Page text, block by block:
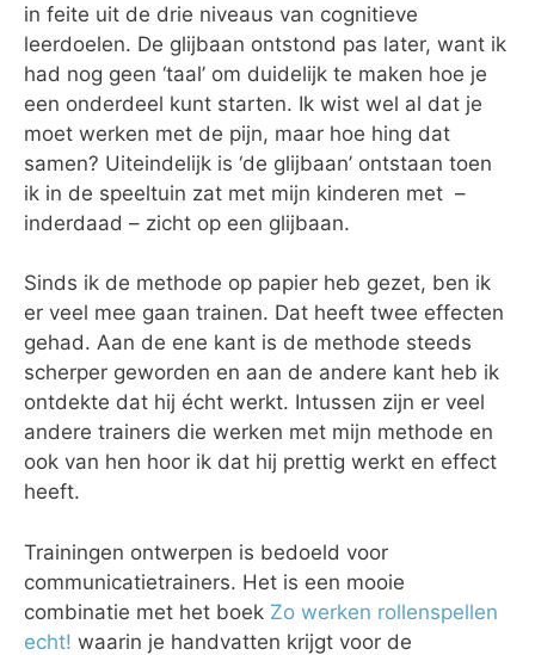
in feite uit de drie niveaus van cognitieve
leerdoelen. De glijbaan ontstond pas later, want ik
had nog geen ‘taal’ om duidelijk te maken hoe je
een onderdeel kunt starten. Ik wist wel al dat je
moet werken met de pijn, maar hoe hing dat
samen? Uiteindelijk is ‘de glijbaan’ ontstaan toen
ik in de speeltuin zat met mijn kinderen met –
inderdaad – zicht op een glijbaan.
Sinds ik de methode op papier heb gezet, ben ik
er veel mee gaan trainen. Dat heeft twee effecten
gehad. Aan de ene kant is de methode steeds
scherper geworden en aan de andere kant heb ik
ontdekte dat hij écht werkt. Intussen zijn er veel
andere trainers die werken met mijn methode en
ook van hen hoor ik dat hij prettig werkt en effect
heeft.
Trainingen ontwerpen is bedoeld voor
communicatietrainers. Het is een mooie
combinatie met het boek Zo werken rollenspellen
echt! waarin je handvatten krijgt voor de